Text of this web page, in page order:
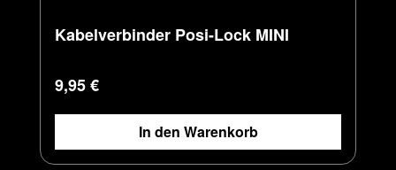
Kabelverbinder Posi-Lock MINI
Regulärer Preis:
9,95 €
In den Warenkorb